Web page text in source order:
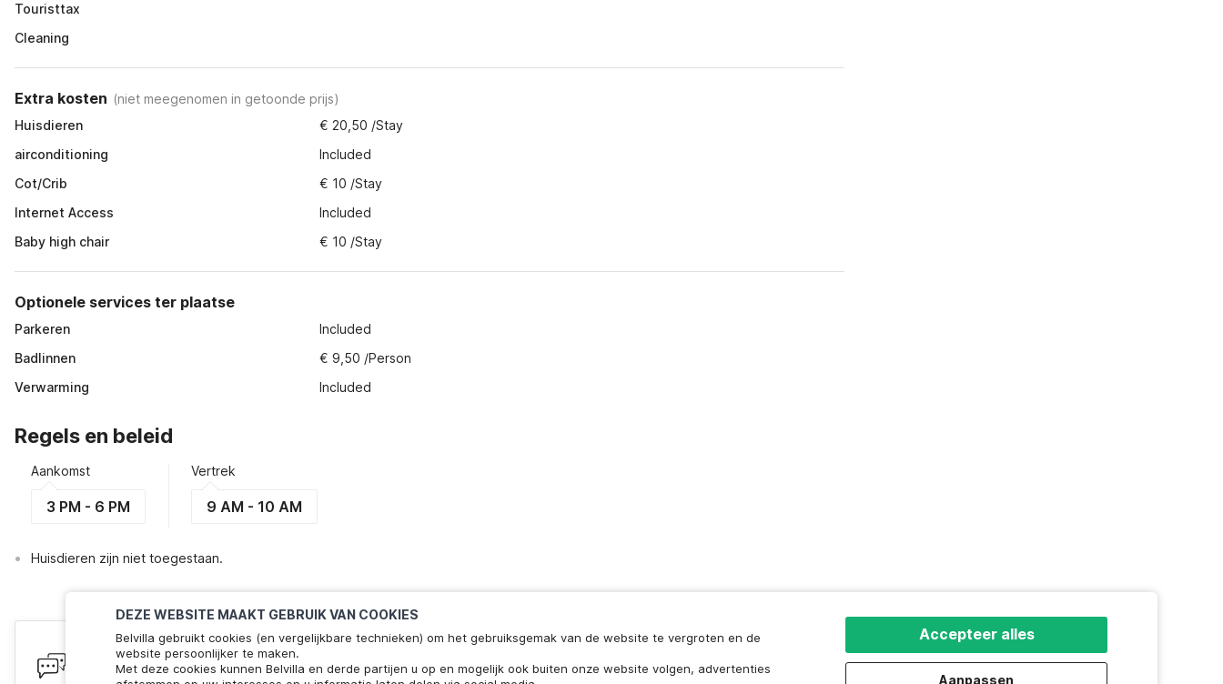
DEZE WEBSITE MAAKT GEBRUIK VAN COOKIES
Belvilla gebruikt cookies (en vergelijkbare technieken) om het gebruiksgemak van de website te vergroten en de
website persoonlijker te maken.
Met deze cookies kunnen Belvilla en derde partijen u op en mogelijk ook buiten onze website volgen, advertenties
Accepteer alles
Aanpassen
Touristtax
Cleaning
Extra kosten (niet meegenomen in getoonde prijs)
Huisdieren
€ 20,50 /Stay
airconditioning
Included
Cot/Crib
€ 10 /Stay
Internet Access
Included
Baby high chair
€ 10 /Stay
Optionele services ter plaatse
Parkeren
Included
Badlinnen
€ 9,50 /Person
Verwarming
Included
Regels en beleid
Aankomst
3 PM - 6 PM
Vertrek
9 AM - 10 AM
Huisdieren zijn niet toegestaan.
Heb je vragen? Wij staan voor je klaar
We zijn online! Chat met ons. Minder dan 60 seconden wachttijd.
Chat met ons